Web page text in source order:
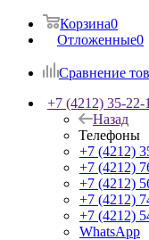
Корзина0
Отложенные0
Сравнение
+7 (4212) 35-22-
Назад
Телефоны
+7 (4212)
+7 (4212)
+7 (4212)
+7 (4212)
+7 (4212)
WhatsApp